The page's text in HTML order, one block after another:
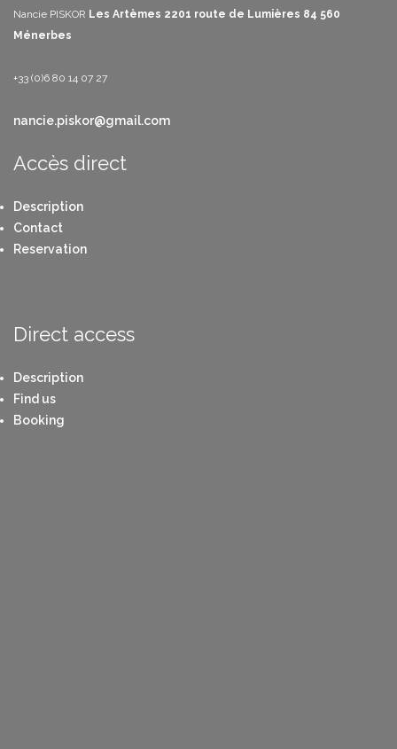
Nancie PISKOR Les Artèmes 2201 route de Lumières 84 560
Ménerbes
+33 (0)6 80 14 07 27
nancie.piskor@gmail.com
Accès direct
Description
Contact
Reservation
Direct access
Description
Find us
Booking